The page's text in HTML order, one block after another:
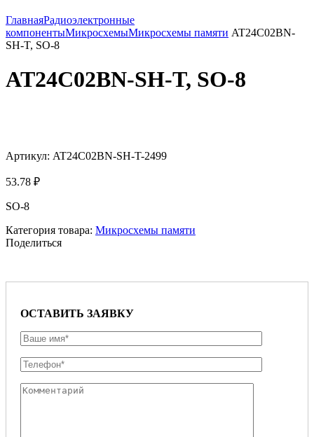
ГлавнаяРадиоэлектронные
компонентыМикросхемыМикросхемы памяти AT24C02BN-
SH-T, SO-8
AT24C02BN-SH-T, SO-8
Артикул: AT24C02BN-SH-T-2499
53.78 ₽
SO-8
Категория товара: Микросхемы памяти
Поделиться
ОСТАВИТЬ ЗАЯВКУ